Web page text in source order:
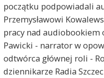
początku podpowiadali
Przemysławowi
pracy nad audiobookiem
Pawicki - narrator w
odtwórca głównej roli -
dziennikarze Radia